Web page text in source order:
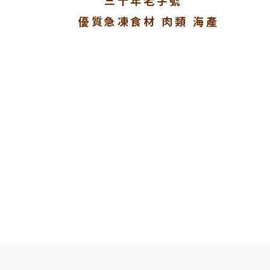
優質急凍食材 肉類 海產